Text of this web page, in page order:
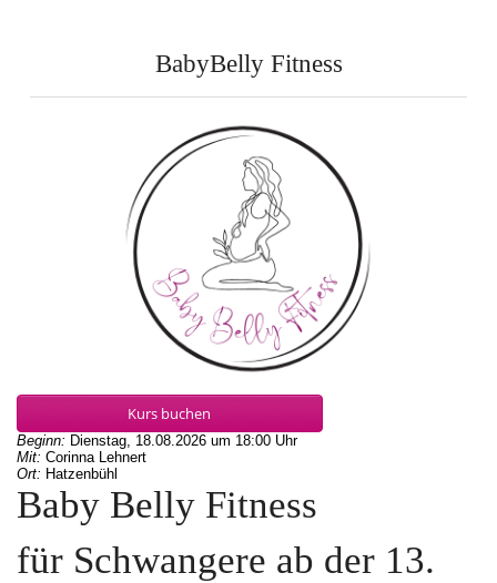
BabyBelly Fitness
Kurs buchen
Beginn: Dienstag, 18.08.2026 um 18:00 Uhr
Mit: Corinna Lehnert
Ort: Hatzenbühl
Baby Belly Fitness
für Schwangere ab der 13.